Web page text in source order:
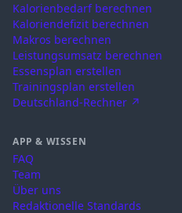
Kalorienbedarf berechnen
Kaloriendefizit berechnen
Makros berechnen
Leistungsumsatz berechnen
Essensplan erstellen
Trainingsplan erstellen
Deutschland-Rechner ↗
APP & WISSEN
FAQ
Team
Über uns
Redaktionelle Standards